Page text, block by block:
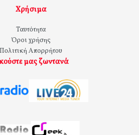
Χρήσιμα
Ταυτότητα
Όροι χρήσης
Πολιτική Απορρήτου
μας ζωντανά